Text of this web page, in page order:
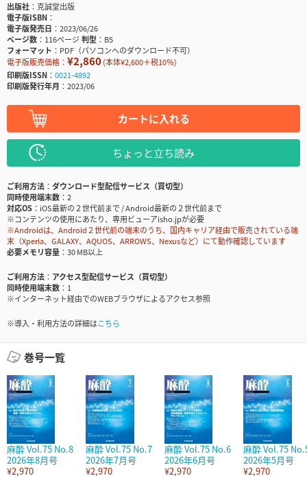
出版社
克誠堂出版
電子版ISBN
電子版発売日
2023/06/26
ページ数
116ページ判型
B5
フォーマット
PDF（パソコンへのダウンロード不可）
電子版販売価格： ¥2,860(本体¥2,600＋税10％)
印刷版ISSN
0021-4892
印刷版発行年月
2023/06
カートに入れる
ちょっと立ち読み
ご利用方法
ダウンロード型配信サービス（買切型）
同時使用端末数
2
対応OS
iOS最新の２世代前まで / Android最新の２世代前まで
※コンテンツの使用にあたり、専用ビューアisho.jpが必要
※Androidは、Android２世代前の端末のうち、国内キャリア経由で販売されている端
末（Xperia、GALAXY、AQUOS、ARROWS、Nexusなど）にて動作確認しています
必要メモリ容量
30 MB以上
ご利用方法
アクセス型配信サービス（買切型）
同時使用端末数
1
※インターネット経由でのWEBブラウザによるアクセス参照
※導入・利用方法の詳細はこちら
巻号一覧
麻酔 Vol.75 No.8
2026年8月号
¥2,970
麻酔 Vol.75 No.7
2026年7月号
¥2,970
麻酔 Vol.75 No.6
2026年6月号
¥2,970
麻酔 Vol.75
2026年5月号
¥2,970